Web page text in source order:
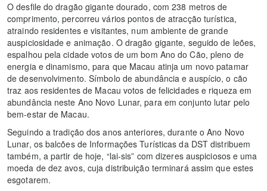
O desfile do dragão gigante dourado, com 238 metros de
comprimento, percorreu vários pontos de atracção turística,
atraindo residentes e visitantes, num ambiente de grande
auspiciosidade e animação. O dragão gigante, seguido de leões,
espalhou pela cidade votos de um bom Ano do Cão, pleno de
energia e dinamismo, para que Macau atinja um novo patamar
de desenvolvimento. Símbolo de abundância e auspício, o cão
traz aos residentes de Macau votos de felicidades e riqueza em
abundância neste Ano Novo Lunar, para em conjunto lutar pelo
bem-estar de Macau.
Seguindo a tradição dos anos anteriores, durante o Ano Novo
Lunar, os balcões de Informações Turísticas da DST distribuem
também, a partir de hoje, “lai-sis” com dizeres auspiciosos e uma
moeda de dez avos, cuja distribuição terminará assim que estes
esgotarem.